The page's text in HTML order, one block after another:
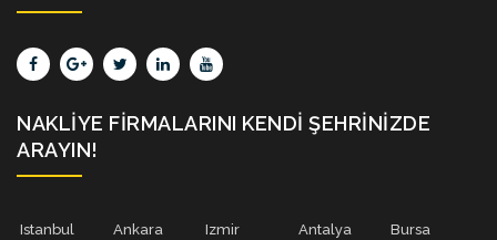
NAKLIYE FIRMALARINI KENDI ŞEHRINIZDE
ARAYIN!
Istanbul Ankara Izmir Antalya
Bursa